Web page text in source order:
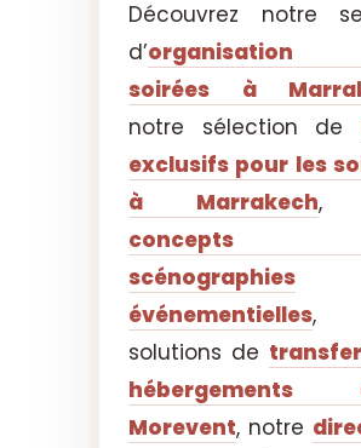
Découvrez notre
d’organisation
soirées à
notre sélection de
exclusifs pour les
à Marrakech,
concepts
scénographies
événementielles,
solutions de
hébergements
Morevent, notre